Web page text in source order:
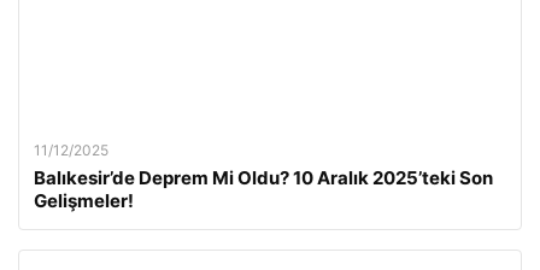
11/12/2025
Balıkesir’de Deprem Mi Oldu? 10 Aralık 2025’teki Son
Gelişmeler!